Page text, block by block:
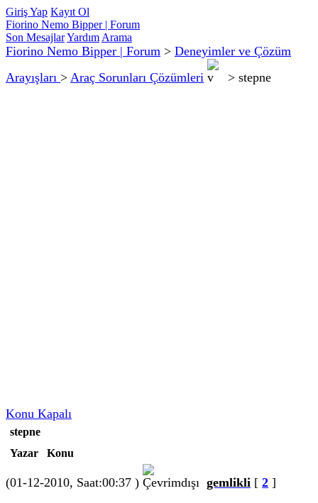
Giriş Yap Kayıt Ol
Fiorino Nemo Bipper | Forum
Son MesajlarYardım Arama
Fiorino Nemo Bipper | Forum > Deneyimler ve Çözüm
Arayışları > Araç Sorunları Çözümleri > stepne
Konu Kapalı
stepne
Yazar
Konu
(01-12-2010, Saat:00:37 ) gemlikli [ 2 ]